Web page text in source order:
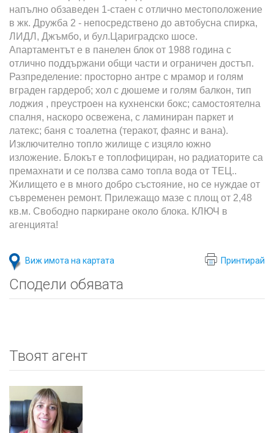
напълно обзаведен 1-стаен с отлично местоположение
в жк. Дружба 2 - непосредствено до автобусна спирка,
ЛИДЛ, Джъмбо, и бул.Цариградско шосе.
Апартаментът е в панелен блок от 1988 година с
отлично поддържани общи части и ограничен достъп.
Разпределение: просторно антре с мрамор и голям
вграден гардероб; хол с дюшеме и голям балкон, тип
лоджия , преустроен на кухненски бокс; самостоятелна
спалня, наскоро освежена, с ламиниран паркет и
латекс; баня с тоалетна (теракот, фаянс и вана).
Изключително топло жилище с изцяло южно
изложение. Блокът е топлофициран, но радиаторите са
премахнати и се ползва само топла вода от ТЕЦ..
Жилището е в много добро състояние, но се нуждае от
съвременен ремонт. Прилежащо мазе с площ от 2,48
кв.м. Свободно паркиране около блока. КЛЮЧ в
агенцията!
Виж имота на картата Принтирай
Сподели обявата
Твоят агент